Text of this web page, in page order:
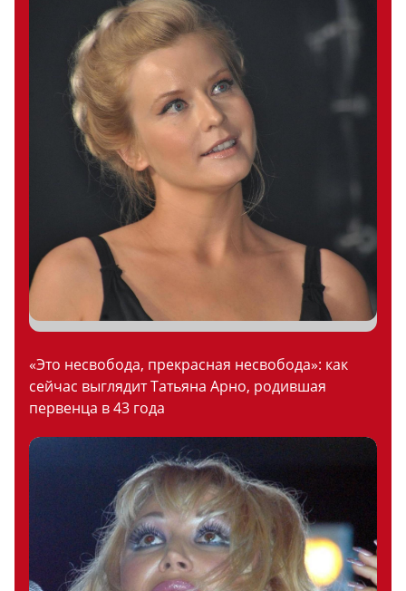
«Это несвобода, прекрасная несвобода»: как
сейчас выглядит Татьяна Арно, родившая
первенца в 43 года